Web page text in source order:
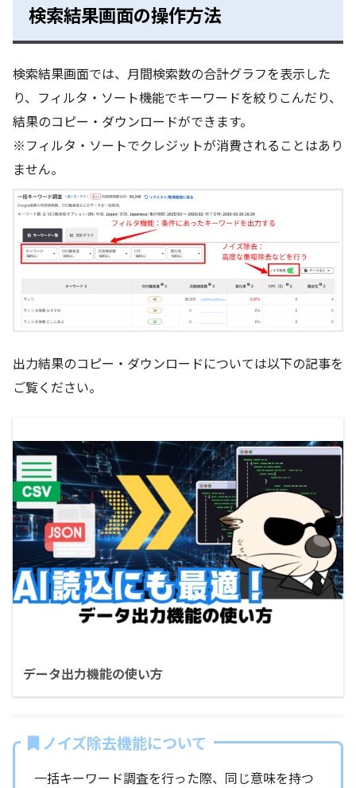
検索結果画面の操作方法
検索結果画面では、月間検索数の合計グラフを表示した
り、フィルタ・ソート機能でキーワードを絞りこんだり、
結果のコピー・ダウンロードができます。
※フィルタ・ソートでクレジットが消費されることはあり
ません。
出力結果のコピー・ダウンロードについては以下の記事を
ご覧ください。
データ出力機能の使い方
ノイズ除去機能について
一括キーワード調査を行った際、同じ意味を持つ